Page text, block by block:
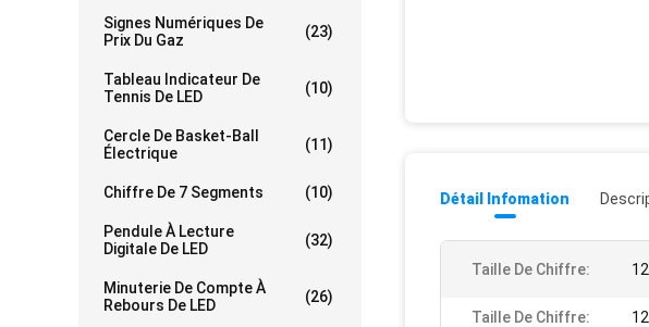
Signes Numériques De
Prix Du Gaz
(23)
Tableau Indicateur De
Tennis De LED
(10)
Cercle De Basket-Ball
Électrique
(11)
Chiffre De 7 Segments (10)
Pendule À Lecture
Digitale De LED
(32)
Minuterie De Compte À
Rebours De LED
(26)
Détail Infomation
Taille De Chiffre:
Taille De Chiffre: